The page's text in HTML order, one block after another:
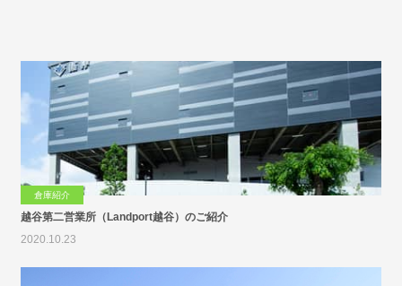
倉庫紹介
越谷第二営業所（Landport越谷）のご紹介
2020.10.23